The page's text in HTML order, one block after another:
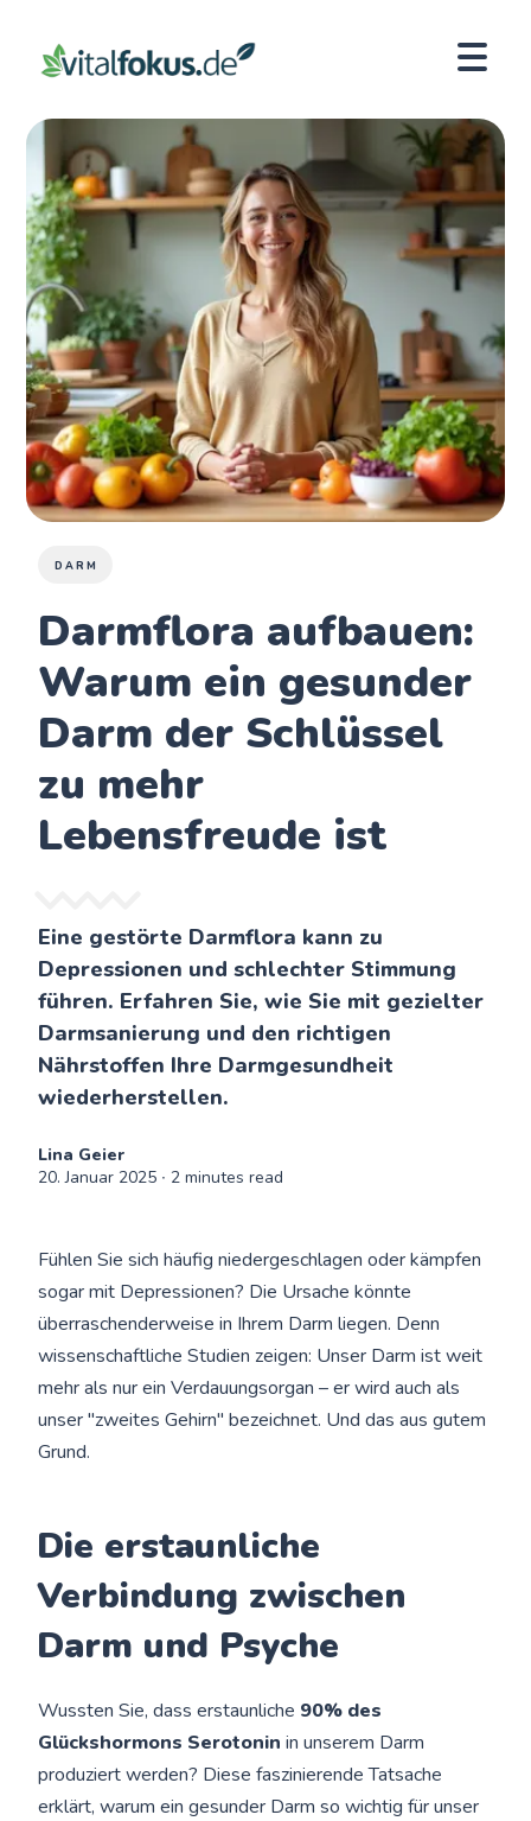
DARM
Darmflora aufbauen:
Warum ein gesunder
Darm der Schlüssel
zu mehr
Lebensfreude ist
Eine gestörte Darmflora kann zu
Depressionen und schlechter Stimmung
führen. Erfahren Sie, wie Sie mit gezielter
Darmsanierung und den richtigen
Nährstoffen Ihre Darmgesundheit
wiederherstellen.
Lina Geier
20. Januar 2025 ∙ 2 minutes read
Fühlen Sie sich häufig niedergeschlagen oder kämpfen
sogar mit Depressionen? Die Ursache könnte
überraschenderweise in Ihrem Darm liegen. Denn
wissenschaftliche Studien zeigen: Unser Darm ist weit
mehr als nur ein Verdauungsorgan – er wird auch als
unser "zweites Gehirn" bezeichnet. Und das aus gutem
Grund.
Die erstaunliche
Verbindung zwischen
Darm und Psyche
Wussten Sie, dass erstaunliche 90% des
Glückshormons Serotonin in unserem Darm
produziert werden? Diese faszinierende Tatsache
erklärt, warum ein gesunder Darm so wichtig für unser